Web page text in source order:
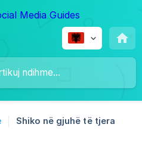
Shiko në gjuhë të tjera